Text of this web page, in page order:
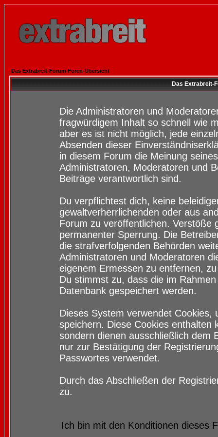
Das Extrabreit-Forum Foren-Übersicht
Das Extrabreit-
Die Administratoren und
fragwürdigem Inhalt so schnell wie
aber es ist nicht möglich, jede
Absenden dieser
in diesem Forum die Meinung
Administratoren, Moderatoren und
Beiträge verantwortlich sind.
Du verpflichtest dich, keine
gewaltverherrlichenden oder aus
Forum zu veröffentlichen. Verstöße
permanenter Sperrung. Die
die strafverfolgenden Behörden
Administratoren und Moderatoren
eigenem Ermessen zu entfernen,
Du stimmst zu, dass die im
Datenbank gespeichert werden.
Dieses System verwendet
speichern. Diese Cookies enthalten
sondern dienen ausschließlich dem
nur zur Bestätigung der
Passwortes verwendet.
Durch das Abschließen der
zu.
Ich bin mit den Konditionen dieses